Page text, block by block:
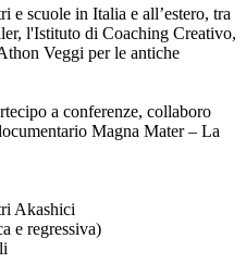
e scuole in Italia e all’estero, tra
l'Istituto di Coaching Creativo,
Veggi per le antiche
a conferenze, collaboro
Magna Mater – La
Akashici
e regressiva)